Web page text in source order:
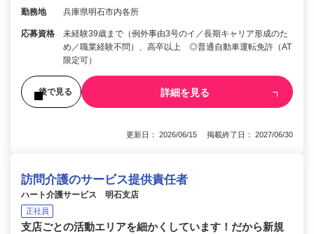
勤務地 兵庫県明石市内各所
応募資格
未経験39歳まで（例外事由3号のイ／長期キャリア形成のた
め／職業経験不問）、高卒以上 ◎普通自動車運転免許（AT
限定可）
後で見る 詳細を見る
更新日： 2026/06/15 掲載終了日： 2027/06/30
訪問介護のサービス提供責任者
ハート介護サービス 明石支店
正社員
支店ごとの活動エリアを細かくしています！だから新規